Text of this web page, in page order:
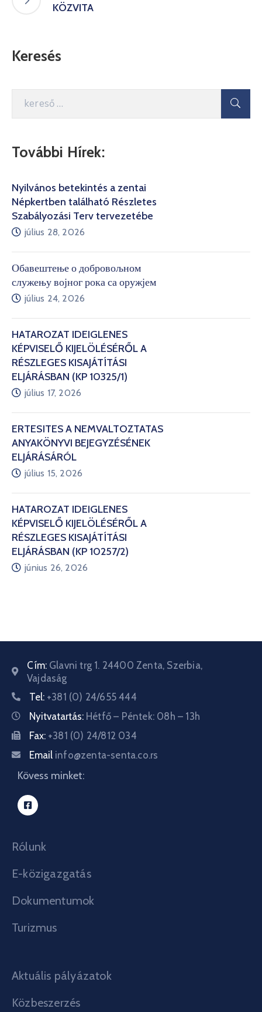
KÖZVITA
Keresés
További Hírek:
Nyilvános betekintés a zentai
Népkertben található Részletes
Szabályozási Terv tervezetébe
július 28, 2026
Обавештење о добровољном
служењу војног рока са оружјем
július 24, 2026
HATÁROZAT IDEIGLENES
KÉPVISELŐ KIJELÖLÉSÉRŐL A
RÉSZLEGES KISAJÁTÍTÁSI
ELJÁRÁSBAN (KP 10325/1)
július 17, 2026
ÉRTESÍTÉS A NEMVÁLTOZTATÁS
ANYAKÖNYVI BEJEGYZÉSÉNEK
ELJÁRÁSÁRÓL
július 15, 2026
HATÁROZAT IDEIGLENES
KÉPVISELŐ KIJELÖLÉSÉRŐL A
RÉSZLEGES KISAJÁTÍTÁSI
ELJÁRÁSBAN (KP 10257/2)
június 26, 2026
Cím: Glavni trg 1. 24400 Zenta, Szerbia,
Vajdaság
Tel: +381 (0) 24/655 444
Nyitvatartás: Hétfő – Péntek: 08h – 13h
Fax: +381 (0) 24/812 034
Email info@zenta-senta.co.rs
Kövess minket:
Rólunk
E-közigazgatás
Dokumentumok
Turizmus
Aktuális pályázatok
Közbeszerzés